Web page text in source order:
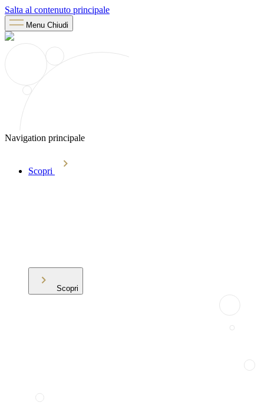
Salta al contenuto principale
Menu Chiudi
Navigation principale
Scopri
Scopri